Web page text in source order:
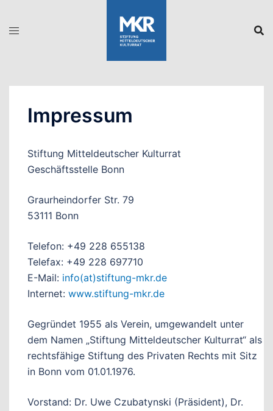
Impressum
Stiftung Mitteldeutscher Kulturrat
Geschäftsstelle Bonn
Graurheindorfer Str. 79
53111 Bonn
Telefon: +49 228 655138
Telefax: +49 228 697710
E-Mail: info(at)stiftung-mkr.de
Internet: www.stiftung-mkr.de
Gegründet 1955 als Verein, umgewandelt unter
dem Namen „Stiftung Mitteldeutscher Kulturrat“ als
rechtsfähige Stiftung des Privaten Rechts mit Sitz
in Bonn vom 01.01.1976.
Vorstand: Dr. Uwe Czubatynski (Präsident), Dr.